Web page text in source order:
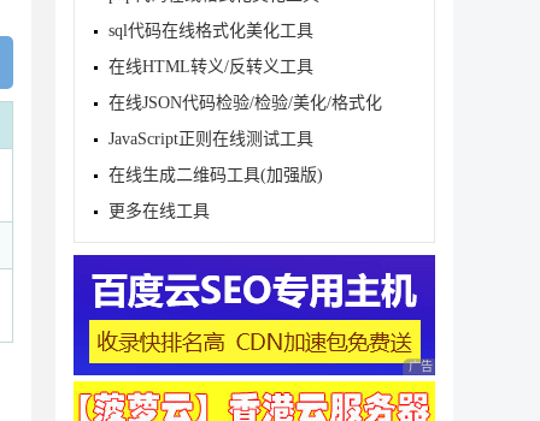
sql代码在线格式化美化工具
在线HTML转义/反转义工具
在线JSON代码检验/检验/美化/格式化
JavaScript正则在线测试工具
在线生成二维码工具(加强版)
更多在线工具
广告 商业广告，理性